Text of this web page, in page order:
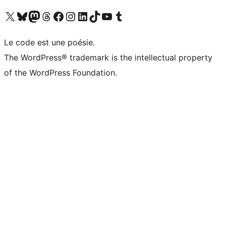
Visitez notre compte X (précédemment Twitter)
Visiter notre compte Bluesky
Visiter notre compte Mastodon
Visiter notre compte Threads
Consulter notre compte Facebook
Consulter notre compte Instagram
Consulter notre compte LinkedIn
Visiter notre compte TokTok
Visiter notre chaîne YouTube
Visiter notre compte Tumblr
Le code est une poésie.
The WordPress® trademark is the intellectual property
of the WordPress Foundation.